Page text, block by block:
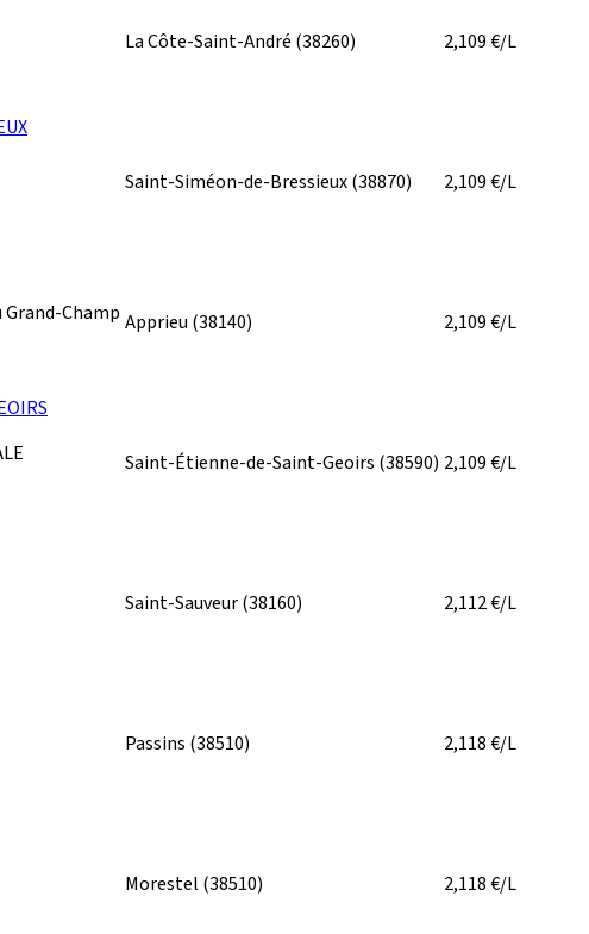
La Côte-Saint-André (38260) 2,109€/L
Saint-Siméon-de-Bressieux(38870) 2,109€/L
Grand-Champ Apprieu (38140) 2,109€/L
Saint-Étienne-de-Saint-Geoirs (38590) 2,109€/L
Saint-Sauveur(38160) 2,112€/L
Passins (38510) 2,118€/L
Morestel (38510) 2,118€/L